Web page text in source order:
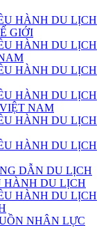
HÀNH DU LỊCH
GIỚI
HÀNH DU LỊCH
HÀNH DU LỊCH
HÀNH DU LỊCH
NAM
HÀNH DU LỊCH
HÀNH DU LỊCH
DẪN DU LỊCH
HÀNH DU LỊCH
HÀNH DU LỊCH
NHÂN LỰC